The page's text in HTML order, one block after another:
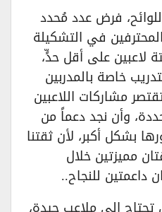
فرض عدد مُحدد
في التشكيلة
لاعبين على أقل حدٍّ،
خاصة بالمدربين
مشاركات اللاعبين
وأن نجد دعماً من
بشكل أكبر، لأن ثقتنا
مميزتين خلال
داعمتين للنجاح..